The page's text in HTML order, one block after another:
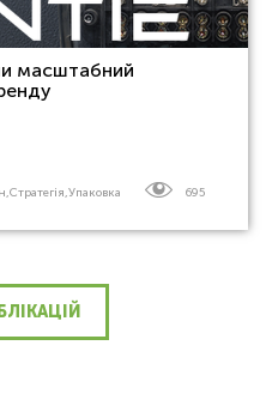
масштабний
,Стратегія,Упаковка 695